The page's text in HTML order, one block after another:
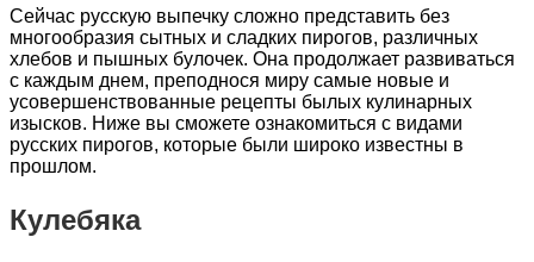
Сейчас русскую выпечку сложно представить без
многообразия сытных и сладких пирогов, различных
хлебов и пышных булочек. Она продолжает развиваться
с каждым днем, преподнося миру самые новые и
усовершенствованные рецепты былых кулинарных
изысков. Ниже вы сможете ознакомиться с видами
русских пирогов, которые были широко известны в
прошлом.
Кулебяка